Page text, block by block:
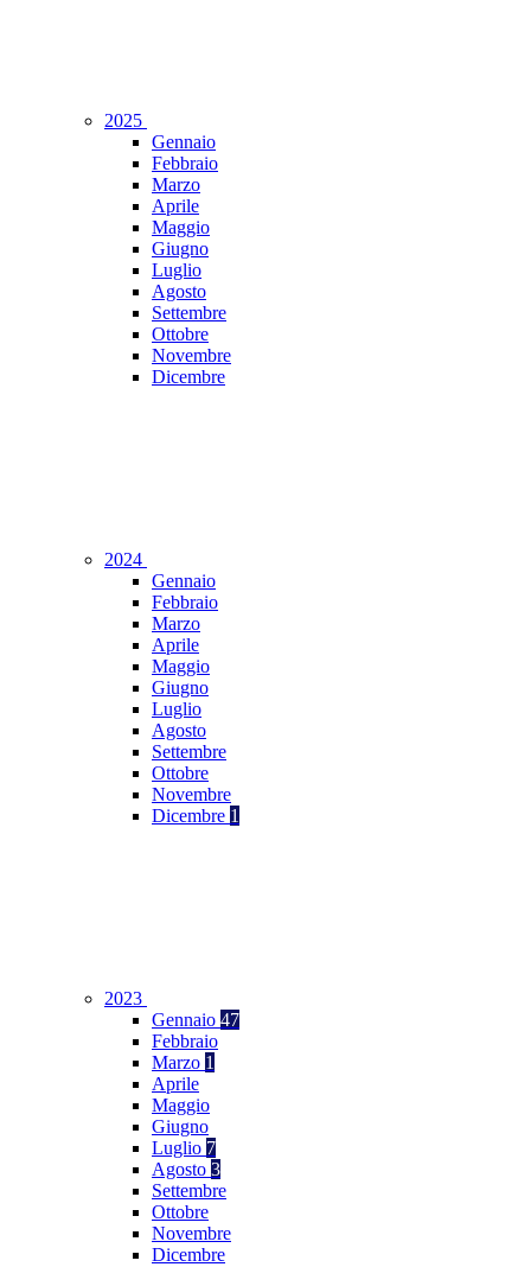
2025
Gennaio
Febbraio
Marzo
Aprile
Maggio
Giugno
Luglio
Agosto
Settembre
Ottobre
Novembre
Dicembre
2024
Gennaio
Febbraio
Marzo
Aprile
Maggio
Giugno
Luglio
Agosto
Settembre
Ottobre
Novembre
Dicembre 1
2023
Gennaio 47
Febbraio
Marzo 1
Aprile
Maggio
Giugno
Luglio 7
Agosto 3
Settembre
Ottobre
Novembre
Dicembre